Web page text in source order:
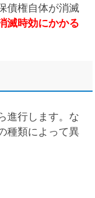
債権自体が消滅
滅時効にかかる
進行します。な
種類によって異